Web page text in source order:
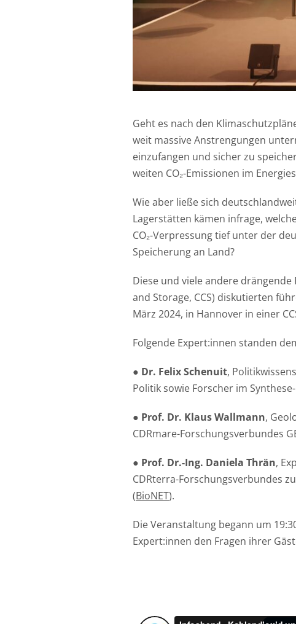
Geht es nach den
weit massive Anstrengungen
einzufangen und sicher zu
weiten CO₂-Emissionen im
Wie aber ließe sich
Lagerstätten kämen infrage,
CO₂-Verpressung tief unter der
Speicherung an Land?
Diese und viele andere
and Storage, CCS) diskutierten
März 2024, in Hannover in einer
Folgende Expert:innen standen
● Dr. Felix Schenuit,
Politik sowie Forscher im
● Prof. Dr. Klaus Wallmann,
CDRmare-Forschungsverbundes
● Prof. Dr.-Ing. Daniela Thrän,
CDRterra-Forschungsverbundes
(BioNET).
Die Veranstaltung begann um
Expert:innen den Fragen ihrer